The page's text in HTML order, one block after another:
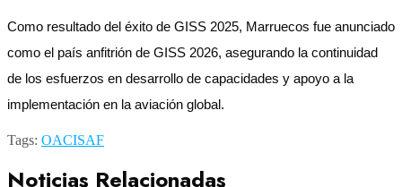
Como resultado del éxito de GISS 2025, Marruecos fue anunciado
como el país anfitrión de GISS 2026, asegurando la continuidad
de los esfuerzos en desarrollo de capacidades y apoyo a la
implementación en la aviación global.
Tags: OACISAF
Noticias Relacionadas